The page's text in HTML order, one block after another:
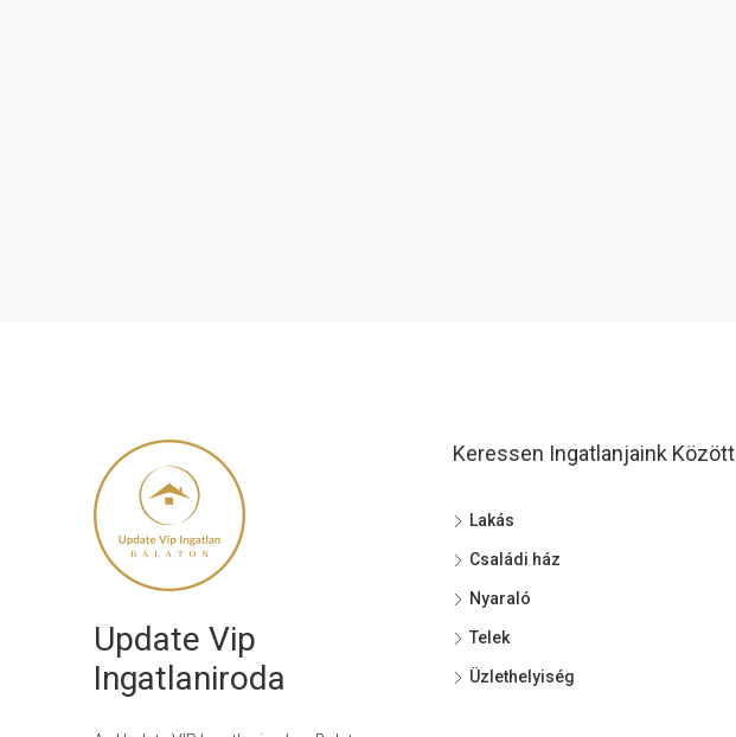
Update Vip
Ingatlaniroda
Keressen Ingatlanjaink Között
Lakás
Családi ház
Nyaraló
Telek
Üzlethelyiség